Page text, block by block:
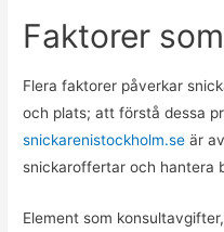
Faktorer
Flera faktorer påverkar
och plats; att förstå dessa
snickarenistockholm.se är
snickaroffertar och hantera
Element som